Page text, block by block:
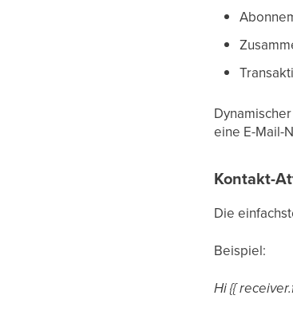
eine E-Mail-
Kontakt-
Die
Beispiel:
Hi {{